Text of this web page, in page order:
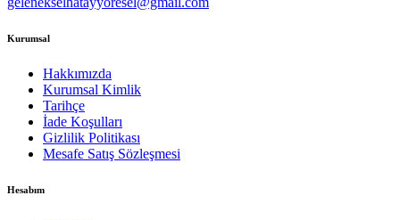
Kurumsal
Hakkımızda
Kurumsal Kimlik
Tarihçe
İade Koşulları
Gizlilik Politikası
Mesafe Satış Sözleşmesi
Hesabım